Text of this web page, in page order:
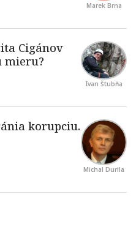
Marek Brna
Ivan Štubňa
Michal Durila